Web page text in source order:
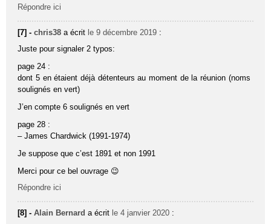
Répondre ici
[7] -chris38 a écrit le 9 décembre 2019 :
Juste pour signaler 2 typos:
page 24 :
dont 5 en étaient déjà détenteurs au moment de la réunion (noms
soulignés en vert)
J’en compte 6 soulignés en vert
page 28 :
– James Chardwick (1991-1974)
Je suppose que c’est 1891 et non 1991
Merci pour ce bel ouvrage 😉
Répondre ici
[8] -Alain Bernard a écrit le 4 janvier 2020 :